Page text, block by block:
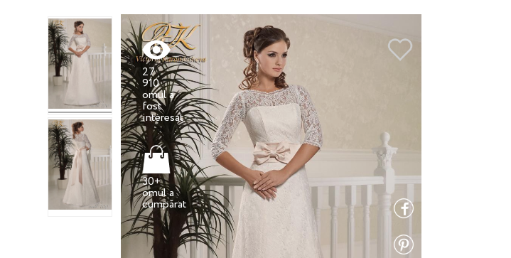
27
910
omul a
fost
interesat
30+
omul a